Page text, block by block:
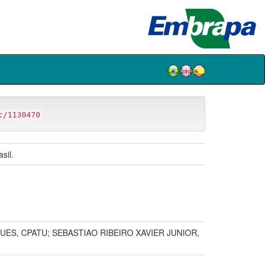
CPATU; SEBASTIAO RIBEIRO XAVIER JUNIOR,